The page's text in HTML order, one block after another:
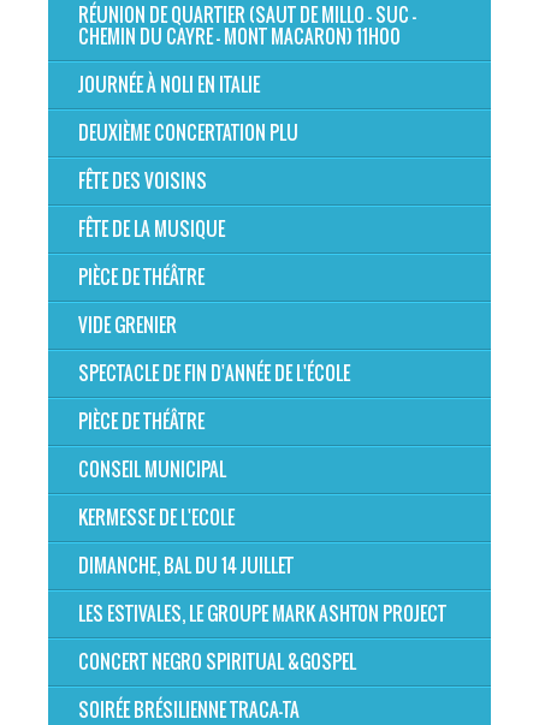
RÉUNION DE QUARTIER (SAUT DE MILLO - SUC -
CHEMIN DU CAYRE - MONT MACARON) 11H00
JOURNÉE À NOLI EN ITALIE
DEUXIÈME CONCERTATION PLU
FÊTE DES VOISINS
FÊTE DE LA MUSIQUE
PIÈCE DE THÉÂTRE
VIDE GRENIER
SPECTACLE DE FIN D'ANNÉE DE L'ÉCOLE
PIÈCE DE THÉÂTRE
CONSEIL MUNICIPAL
KERMESSE DE L'ECOLE
DIMANCHE, BAL DU 14 JUILLET
LES ESTIVALES, LE GROUPE MARK ASHTON PROJECT
CONCERT NEGRO SPIRITUAL &GOSPEL
SOIRÉE BRÉSILIENNE TRACA-TA